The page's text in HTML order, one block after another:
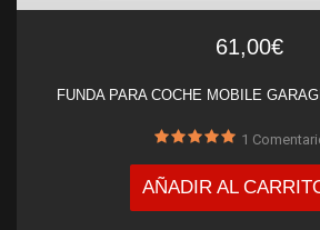
61,00€
FUNDA PARA COCHE MOBILE
1
AÑADIR AL